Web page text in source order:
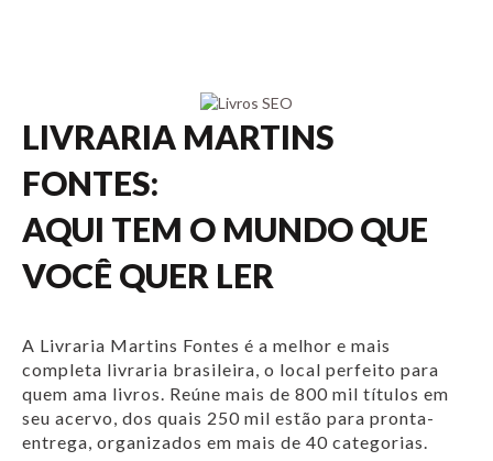
LIVRARIA MARTINS
FONTES:
AQUI TEM O MUNDO QUE
VOCÊ QUER LER
A Livraria Martins Fontes é a melhor e mais
completa livraria brasileira, o local perfeito para
quem ama livros. Reúne mais de 800 mil títulos em
seu acervo, dos quais 250 mil estão para pronta-
entrega, organizados em mais de 40 categorias.